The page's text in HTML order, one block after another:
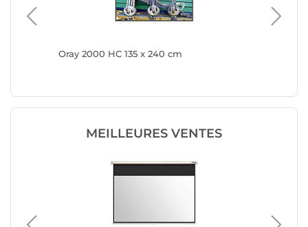
Oray 2000 HC 135 x 240 cm
MEILLEURES VENTES